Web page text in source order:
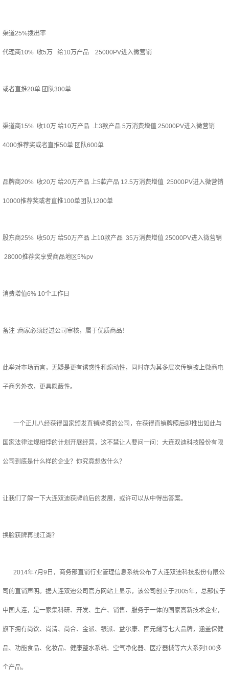
渠道25%拨出率
代理商10% 收5万 给10万产品 25000PV进入微营销
或者直推20单 团队300单
渠道商15% 收10万 给10万产品 上3款产品 5万消费增值 25000PV进入微营销
4000推荐奖或者直推50单 团队600单
品牌商20% 收20万 给20万产品 上5款产品 12.5万消费增值 25000PV进入微营销
10000推荐奖或者直推100单团队1200单
股东商25% 收50万 给50万产品 上10款产品 35万消费增值 25000PV进入微营销
28000推荐奖享受商品地区5%pv
消费增值6% 10个工作日
备注 :商家必须经过公司审核，属于优质商品！
此举对市场而言，无疑是更有诱惑性和煽动性，同时亦为其多层次传销披上微商电
子商务外衣，更具隐蔽性。
一个正儿八经获得国家颁发直销牌照的公司，在获得直销牌照后即推出如此与
国家法律法规相悖的计划开展经营，这不禁让人要问一问：大连双迪科技股份有限
公司到底是什么样的企业？你究竟想做什么？
让我们了解一下大连双迪获牌前后的发展，或许可以从中得出答案。
换脸获牌再战江湖？
2014年7月9日，商务部直销行业管理信息系统公布了大连双迪科技股份有限公
司的直销声明。据大连双迪公司官方网站上显示，该公司创立于2005年，总部位于
中国大连，是一家集科研、开发、生产、销售、服务于一体的国家高新技术企业，
旗下拥有尚饮、尚清、尚合、金派、银派、益尔康、固元熥等七大品牌，涵盖保健
品、功能食品、化妆品、健康整水系统、空气净化器、医疗器械等六大系列100多
个产品。